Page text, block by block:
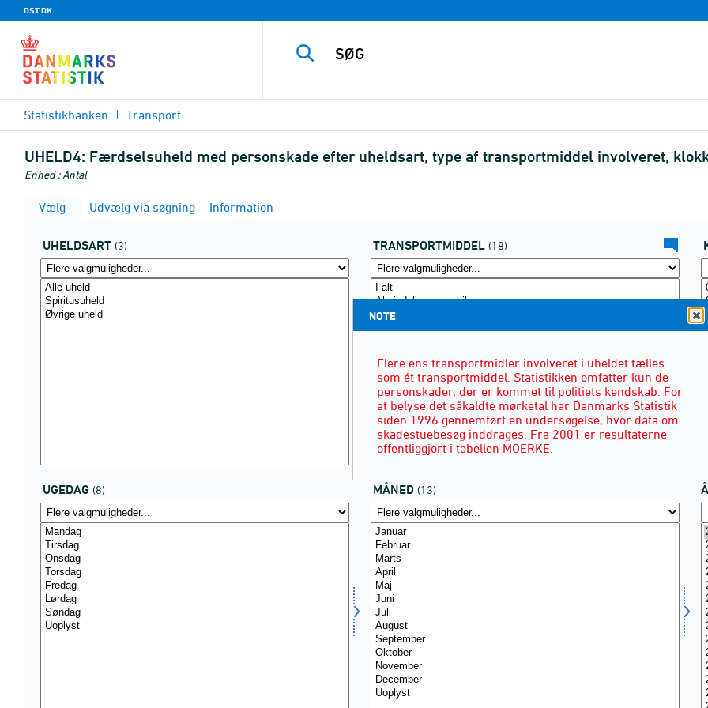
DST.DK
Statistikbanken Transport
UHELD4: Færdselsuheld med personskade efter uheldsart, type af transportmiddel involveret,
Enhed : Antal
Vælg Udvælg via søgning Information
UHELDSART (3) TRANSPORTMIDDEL (18)
UGEDAG (8) MÅNED (13)
NOTE
Flere ens transportmidler involveret i uheldet tælles
som ét transportmiddel. Statistikken omfatter kun de
personskader, der er kommet til politiets kendskab. For
at belyse det såkaldte mørketal har Danmarks Statistik
siden 1996 gennemført en undersøgelse, hvor data om
skadestuebesøg inddrages. Fra 2001 er resultaterne
offentliggjort i tabellen MOERKE.